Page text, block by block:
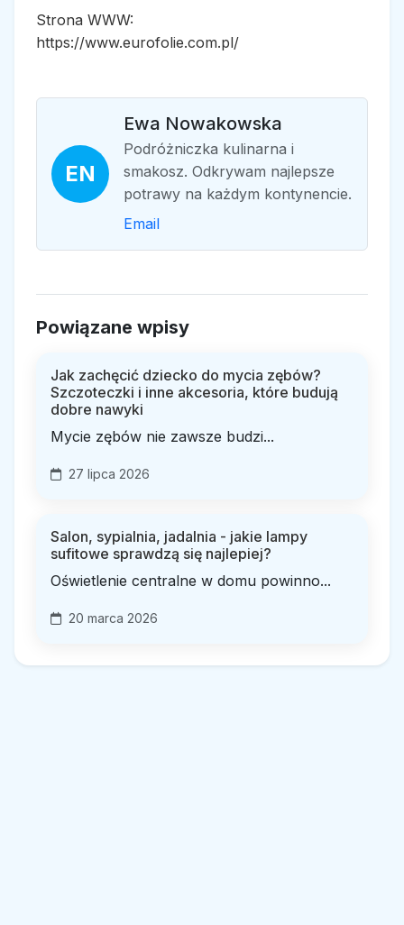
Strona WWW:
https://www.eurofolie.com.pl/
EN
Ewa Nowakowska
Podróżniczka kulinarna i
smakosz. Odkrywam najlepsze
potrawy na każdym kontynencie.
Email
Powiązane wpisy
Jak zachęcić dziecko do mycia zębów?
Szczoteczki i inne akcesoria, które budują
dobre nawyki
Mycie zębów nie zawsze budzi...
27 lipca 2026
Salon, sypialnia, jadalnia - jakie lampy
sufitowe sprawdzą się najlepiej?
Oświetlenie centralne w domu powinno...
20 marca 2026